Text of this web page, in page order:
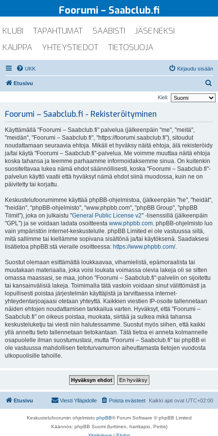
Foorumi – Saabclub.fi
KLUBI TAPAHTUMAT SAABISTI
JÄSENEKSI
KAUPPA
YHTEYSTIEDOT TIETOSUOJA
UKK Kirjaudu sisään
Etusivu
t
Kieli:
Foorumi – Saabclub.fi - Rekisteröityminen
Käyttämällä "Foorumi – Saabclub.fi" palvelua (jälkeenpäin "me", "meitä",
"meidän", "Foorumi – Saabclub.fi", "https://foorumi.saabclub.fi"), sitoudut
noudattamaan seuraavia ehtoja. Mikäli et hyväksy näitä ehtoja, älä rekisteröidy
ja/tai käytä "Foorumi – Saabclub.fi"-palvelua. Me voimme muuttaa näitä ehtoja
koska tahansa ja teemme parhaamme informoidaksemme sinua. On kuitenkin
suositeltavaa lukea nämä ehdot säännöllisesti, koska "Foorumi – Saabclub.fi"-
palvelun käyttö vaatii että hyväksyt nämä ehdot siinä muodossa, kuin ne on
päivitetty tai korjattu.
Keskustelufoorumimme käyttää phpBB-ohjelmistoa, (jälkeenpäin "he", "heidät",
"heidän", "phpBB-ohjelmisto", "www.phpbb.com", "phpBB Group", "phpBB
Tiimit"), joka on julkaistu "General Public License v2" -lisenssillä (jälkeenpäin
"GPL") ja se voidaan ladata osoitteesta www.phpbb.com. phpBB-ohjelmisto luo
vain ympäristön internet-keskustelulle. phpBB Limited ei ole vastuussa siitä,
mitä sallimme tai kiellämme sopivana sisältönä ja/tai käytöksenä. Saadaksesi
lisätietoa phpBB:stä vieraile osoitteessa: https://www.phpbb.com/.
Suostut olemaan esittämättä loukkaavaa, vihamielistä, epämoraalista tai
muutakaan materiaalia, joka voisi loukata voimassa olevia lakeja oli se sitten
omassa maassasi, se maa, johon "Foorumi – Saabclub.fi"-palvelin on sijoitettu
tai kansainvälisiä lakeja. Toimimalla tätä vastoin voidaan sinut välittömästi ja
lopullisesti poistaa järjestelmän käyttäjistä ja tarvittaessa internet-
yhteydentarjoajaasi otetaan yhteyttä. Kaikkien viestien IP-osoite tallennetaan
näiden ehtojen noudattamisen tarkkailua varten. Hyväksyt, että "Foorumi –
Saabclub.fi" on oikeus poistaa, muokata, siirtää ja sulkea mikä tahansa
keskusteluketju tai viesti niin halutessamme. Suostut myös siihen, että kaikki
yllä annettu tieto tallennetaan tietokantaan. Tätä tietoa ei anneta kolmannelle
osapuolelle ilman suostumustasi, mutta "Foorumi – Saabclub.fi" tai phpBB ei
ole vastuussa mahdollisen tietoturvamurron aiheuttamasta tietojen vuodosta
ulkopuolisille tahoille.
Etusivu Kaikki ajat ovat UTC+02:00
Poista evästeet
Viesti Ylläpidolle
Keskustelufoorumin ohjelmisto phpBB® Forum Software © phpBB Limited
Käännös: phpBB Suomi (lurttinen, harritapio, Pettis)